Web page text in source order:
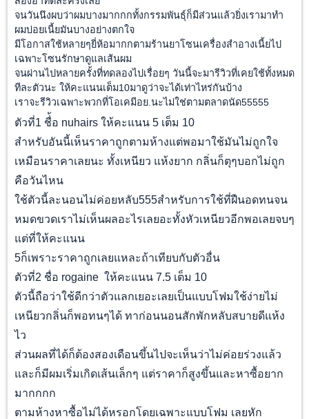
จนวันนึงผบว่าผมบางมากกกทั้งกรรมพันธ์ุก็มีส่วนแล้วยิ่งเรามาทำ
ผมบ่อยเนี้ยมันบางอย่างตกใจ
มีโอกาสใช้หลายๆยี่ห้อมากกตามร้านยาโซนเครื่องสำอางเนี้ยไป
เฉพาะโซนรักษาดูแลเส้นผม
จนผ่านไปหลายครั้งที่ทดลองไปเรื่อยๆ วันนี้จะมารีวิวที่เคยใช้ทั้งหมด
ทีละตัวนะ ให้คะแนนเต็ม10มาดูว่าจะได้เท่าไหร่กันบ้าง
เราจะรีวิวเฉพาะพวกที่โอเคมีอย.นะไม่ใช่ตามตลาดนัด55555
ตัวที่1 ชื่้อ nuhairs ให้คะแนน 5 เต็ม 10
สำหรับอันนี้เห็นราคาถูกตามห้างแต่พอมาใช้มันไม่ถูกใจ
เหมือนราคาเลยนะ ทั้งเหนียว แห้งยาก กลิ่นก็ตุๆบอกไม่ถูก
คือวันไหน
ใช้ตัวนี้ละนอนไม่ค่อยหลับ555สำหรับการใช้ที่ฝืนอดทนจน
หมดขวดเราไม่เห็นผลอะไรเลยอะทั้งหัวเหนียวอีกพอเลยจบๆ
แต่ที่ให้คะแนน
5ก็เพราะราคาถูกเลยแหละถ้าเทียบกับตัวอื่น
ตัวที่2 ชื่อ rogaine ให้คะแนน 7.5 เต็ม 10
ตัวนี้ถือว่าใช้ดีกว่าตัวแลกเยอะเลยเป็นแบบโฟมใช้ง่ายไม่
เหนียวกลิ่นก็พอทนๆได้ ทาก่อนนอนสักพักหลับสบายดีแห้ง
ไว
ส่วนผลที่ได้ก็ต้องสองเดือนขึ้นไปจะเห็นว่าไม่ค่อยร่วงแล้ว
และก็มีผมเริ่มเกิดเส้นเล็กๆ แต่ราคาก็สูงขึ้นและหาซื้อยาก
มากกกก
ตามห้างหาซื้อไม่ได้หรอกโดยเฉพาะแบบโฟม เลยหัก